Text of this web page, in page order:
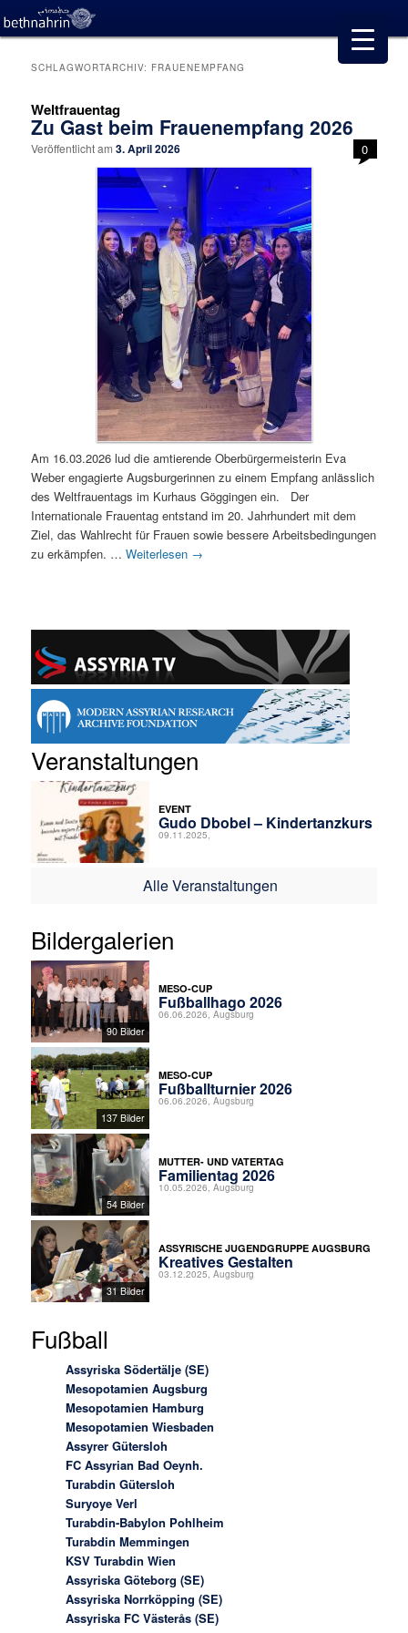
SCHLAGWORTARCHIV: FRAUENEMPFANG
Weltfrauentag
Zu Gast beim Frauenempfang 2026
Veröffentlicht am3. April 2026 0
Am 16.03.2026 lud die amtierende Oberbürgermeisterin Eva
Weber engagierte Augsburgerinnen zu einem Empfang anlässlich
des Weltfrauentags im Kurhaus Göggingen ein. Der
Internationale Frauentag entstand im 20. Jahrhundert mit dem
Ziel, das Wahlrecht für Frauen sowie bessere Arbeitsbedingungen
zu erkämpfen. …Weiterlesen →
Veranstaltungen
EVENT
Gudo Dbobel – Kindertanzkurs
09.11.2025,
Alle Veranstaltungen
Bildergalerien
90 Bilder
MESO-CUP
Fußballhago 2026
06.06.2026, Augsburg
137 Bilder
MESO-CUP
Fußballturnier 2026
06.06.2026, Augsburg
54 Bilder
MUTTER- UND VATERTAG
Familientag 2026
10.05.2026, Augsburg
31 Bilder
ASSYRISCHE JUGENDGRUPPE AUGSBURG
Kreatives Gestalten
03.12.2025, Augsburg
Fußball
Assyriska Södertälje (SE)
Mesopotamien Augsburg
Mesopotamien Hamburg
Mesopotamien Wiesbaden
Assyrer Gütersloh
FC Assyrian Bad Oeynh.
Turabdin Gütersloh
Suryoye Verl
Turabdin-Babylon Pohlheim
Turabdin Memmingen
KSV Turabdin Wien
Assyriska Göteborg (SE)
Assyriska Norrköpping (SE)
Assyriska FC Västerås (SE)